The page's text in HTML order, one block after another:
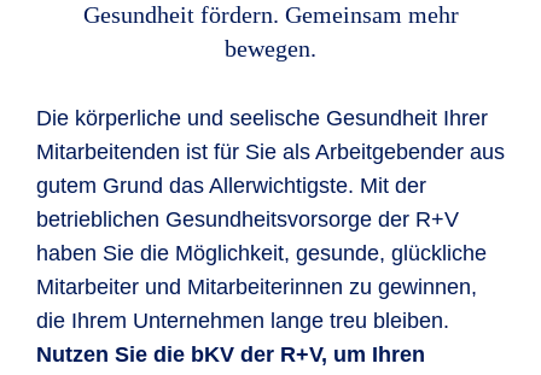
Gesundheit fördern. Gemeinsam mehr
bewegen.
Die körperliche und seelische Gesundheit Ihrer
Mitarbeitenden ist für Sie als Arbeitgebender aus
gutem Grund das Allerwichtigste. Mit der
betrieblichen Gesundheitsvorsorge der R+V
haben Sie die Möglichkeit, gesunde, glückliche
Mitarbeiter und Mitarbeiterinnen zu gewinnen,
die Ihrem Unternehmen lange treu bleiben.
Nutzen Sie die bKV der R+V, um Ihren